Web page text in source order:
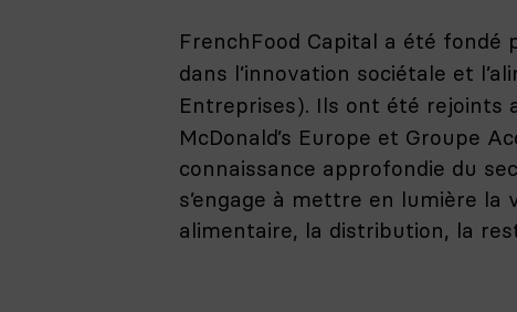
FrenchFood Capital a été fondé
dans l’innovation sociétale et
Entreprises). Ils ont été rejoints
McDonald’s Europe et Groupe
connaissance approfondie du
s’engage à mettre en lumière la
alimentaire, la distribution, la